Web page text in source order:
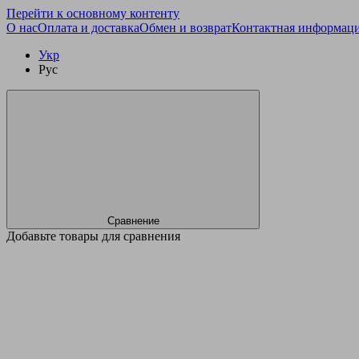
Перейти к основному контенту
О насОплата и доставкаОбмен и возвратКонтактная
Укр
Рус
Сравнение
Добавьте товары для сравнения